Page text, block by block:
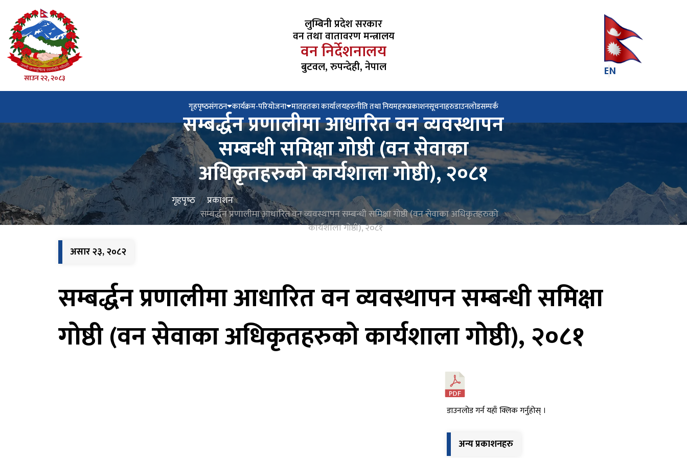
साउन २२, २०८३
लुम्बिनी प्रदेश सरकार
वन तथा वातावरण मन्त्रालय
वन निर्देशनालय
बुटवल, रुपन्देही, नेपाल EN
गृहपृष्‍ठसंगठन कार्यक्रम-परियोजना मातहतका कार्यालयहरुनीति तथा नियमहरूप्रकाशनसूचनाहरुडाउनलोडसम्पर्क
सम्बर्द्धन प्रणालीमा आधारित वन व्यवस्थापन
सम्बन्धी समिक्षा गोष्ठी (वन सेवाका
अधिकृतहरुको कार्यशाला गोष्ठी), २०८१
गृहपृष्‍ठ
प्रकाशन
सम्बर्द्धन प्रणालीमा आधारित वन व्यवस्थापन सम्बन्धी समिक्षा गोष्ठी (वन सेवाका अधिकृतहरुको
कार्यशाला गोष्ठी), २०८१
असार २३, २०८२
सम्बर्द्धन प्रणालीमा आधारित वन व्यवस्थापन सम्बन्धी समिक्षा
गोष्ठी (वन सेवाका अधिकृतहरुको कार्यशाला गोष्ठी), २०८१
डाउनलोड गर्न यहाँ क्लिक गर्नुहोस् ।
अन्य प्रकाशनहरु